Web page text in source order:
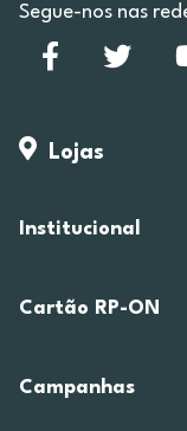
Segue-nos nas
Lojas
Institucional
Cartão RP-ON
Campanhas